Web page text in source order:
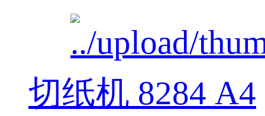
切纸机 8284 A4